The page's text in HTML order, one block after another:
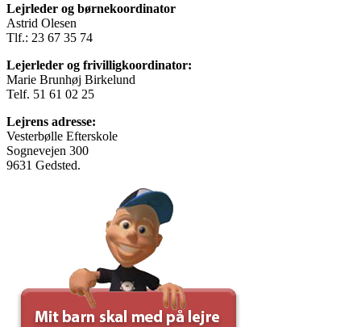
Lejrleder og børnekoordinator
Astrid Olesen
Tlf.: 23 67 35 74
Lejerleder og frivilligkoordinator:
Marie Brunhøj Birkelund
Telf. 51 61 02 25
Lejrens adresse:
Vesterbølle Efterskole
Sognevejen 300
9631 Gedsted.